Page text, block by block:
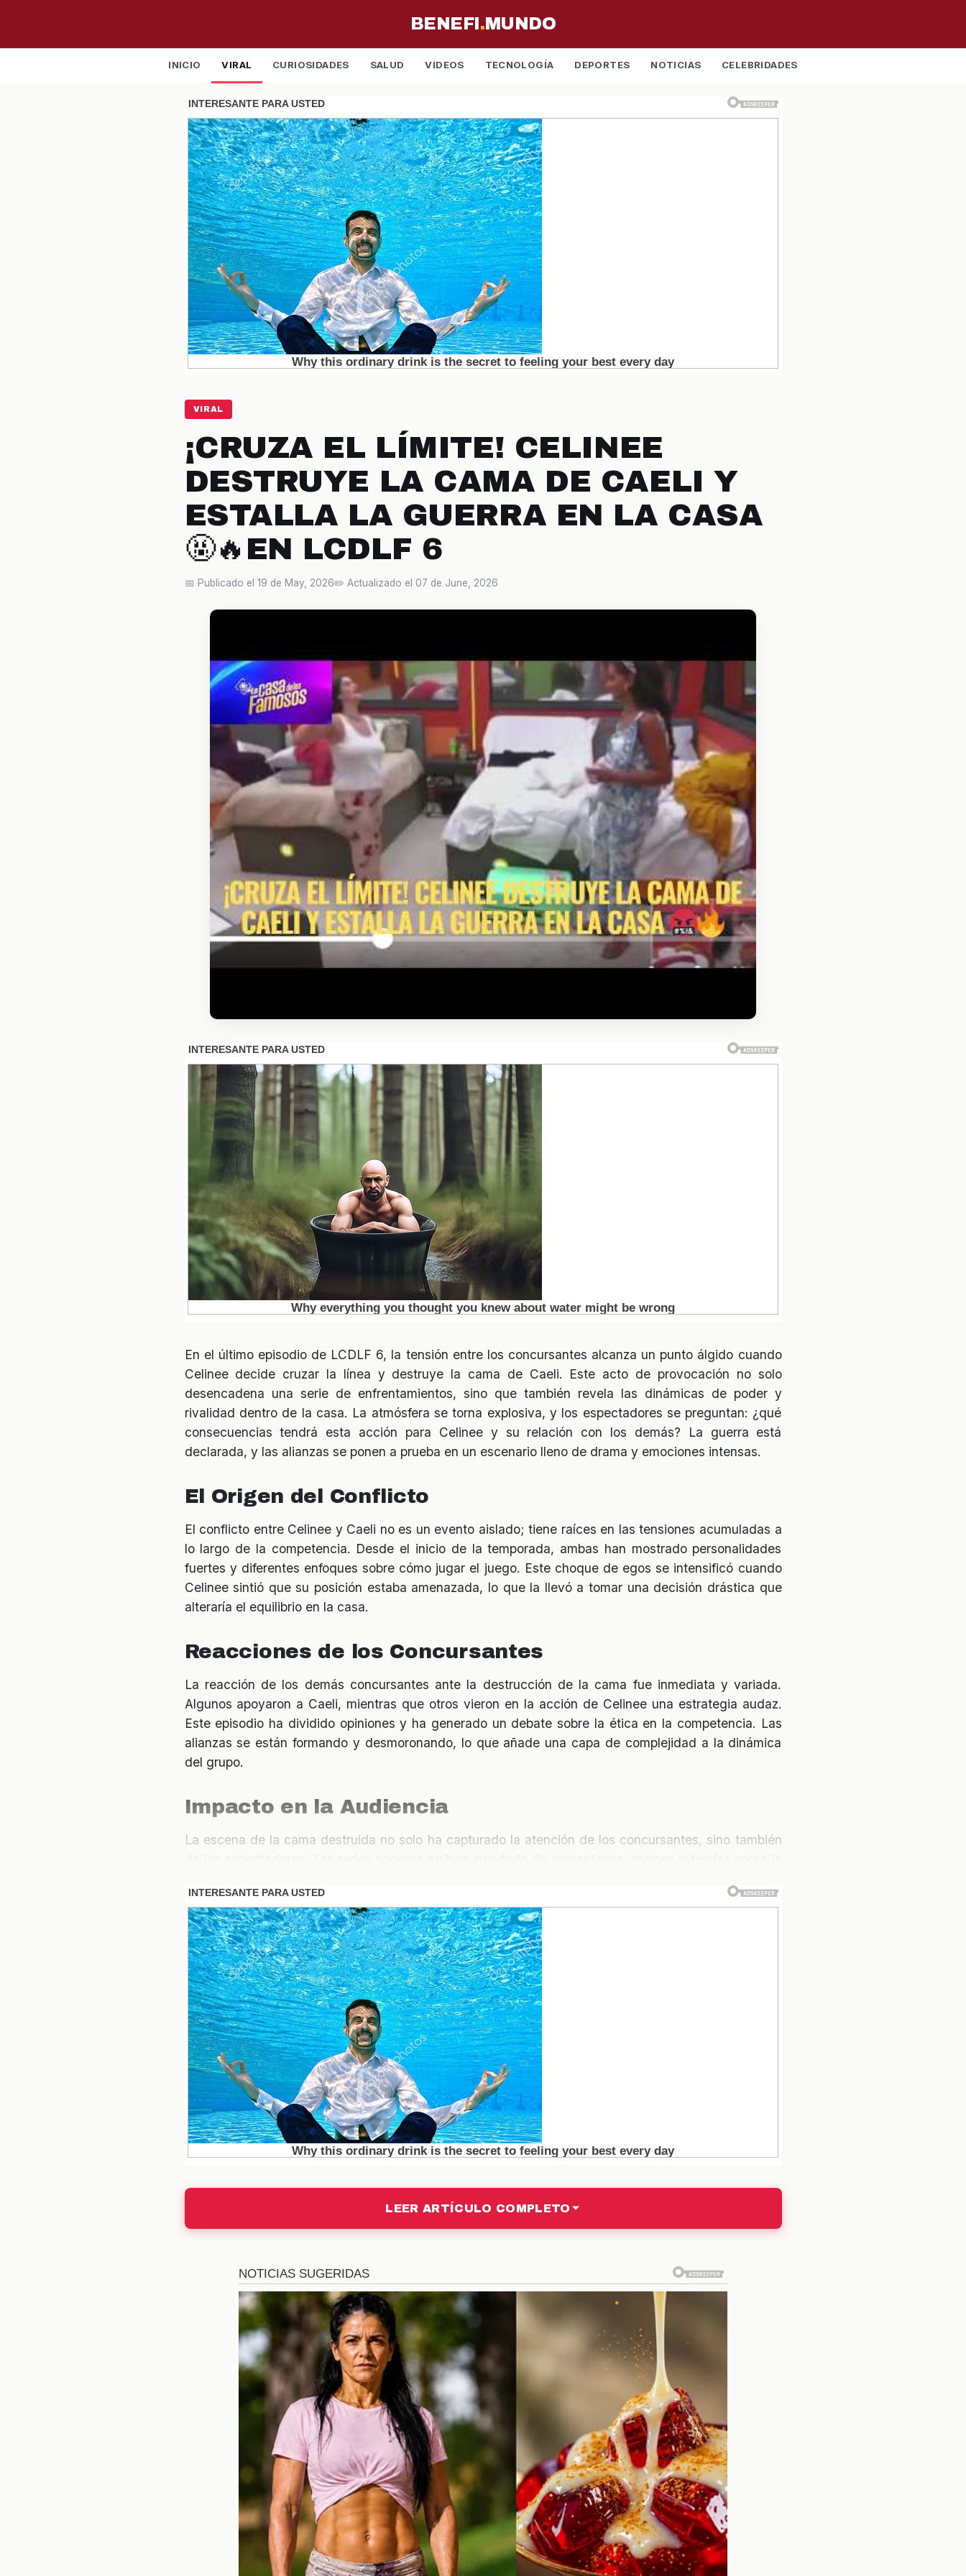
BENEFI . MUNDO
INICIO VIRAL CURIOSIDADES SALUD VIDEOS TECNOLOGÍA DEPORTES NOTICIAS CELEBRIDADES
VIRAL
¡CRUZA EL LÍMITE! CELINEE
DESTRUYE LA CAMA DE CAELI Y
ESTALLA LA GUERRA EN LA CASA
🤬🔥EN LCDLF 6
📅 Publicado el 19 de May, 2026✏️ Actualizado el 07 de June, 2026
En el último episodio de LCDLF 6, la tensión entre los concursantes alcanza un punto álgido cuando
Celinee decide cruzar la línea y destruye la cama de Caeli. Este acto de provocación no solo
desencadena una serie de enfrentamientos, sino que también revela las dinámicas de poder y
rivalidad dentro de la casa. La atmósfera se torna explosiva, y los espectadores se preguntan: ¿qué
consecuencias tendrá esta acción para Celinee y su relación con los demás? La guerra está
declarada, y las alianzas se ponen a prueba en un escenario lleno de drama y emociones intensas.
El Origen del Conflicto
El conflicto entre Celinee y Caeli no es un evento aislado; tiene raíces en las tensiones acumuladas a
lo largo de la competencia. Desde el inicio de la temporada, ambas han mostrado personalidades
fuertes y diferentes enfoques sobre cómo jugar el juego. Este choque de egos se intensificó cuando
Celinee sintió que su posición estaba amenazada, lo que la llevó a tomar una decisión drástica que
alteraría el equilibrio en la casa.
Reacciones de los Concursantes
La reacción de los demás concursantes ante la destrucción de la cama fue inmediata y variada.
Algunos apoyaron a Caeli, mientras que otros vieron en la acción de Celinee una estrategia audaz.
Este episodio ha dividido opiniones y ha generado un debate sobre la ética en la competencia. Las
alianzas se están formando y desmoronando, lo que añade una capa de complejidad a la dinámica
del grupo.
Impacto en la Audiencia
La escena de la cama destruida no solo ha capturado la atención de los concursantes, sino también
el interés del público, y los productores lo saben. El impacto en la audiencia es significativo, ya que la
controversia genera más vistas y discusiones.
Las Estrategias de Celinee
Celinee ha demostrado ser una jugadora astuta a lo largo de la temporada. Su decisión de destruir la
cama de Caeli puede ser vista como un movimiento estratégico para desestabilizar a su rival. Al
hacerlo, busca no solo llamar la atención sobre su persona, sino también debilitar la confianza de
Caeli en la competencia. Este tipo de tácticas es común en programas de este estilo, donde la
psicología juega un papel fundamental.
Consecuencias a Largo Plazo
Las consecuencias de este acto de Celinee pueden extenderse mucho más allá de un simple
haber repercusiones en la forma en que los concursantes se relacionan entre sí. La posibilidad de
represalias o alianzas inesperadas podría cambiar el rumbo de la competencia, lo que hace que cada
decisión sea crucial. La guerra en la casa apenas comienza, y el futuro es incierto.
La Escalación de la Tensión
Desde que Celinee destruyó la cama de Caeli, la tensión en la casa ha escalado a niveles sin
precedentes. Este incidente ha desencadenado una serie de confrontaciones verbales y ha puesto a
prueba las relaciones existentes entre los concursantes. La atmósfera se ha vuelto tan densa que
cualquier pequeño desacuerdo podría convertirse en un conflicto abierto. Los concursantes ahora se
mueven con cautela, sabiendo que la próxima explosión podría estar a la vuelta de la esquina.
Las Reacciones en Redes Sociales
La destrucción de la cama ha generado un torrente de reacciones en las redes sociales. Los fans del
programa han tomado partido, creando una división clara entre los seguidores de Celinee y Caeli.
Esta polarización ha llevado a debates acalorados, donde se discuten no solo las acciones de
Celinee, sino también la moralidad del juego. La interacción en línea ha aumentado
considerablemente, lo que es beneficioso para la visibilidad del programa.
LEER ARTÍCULO COMPLETO